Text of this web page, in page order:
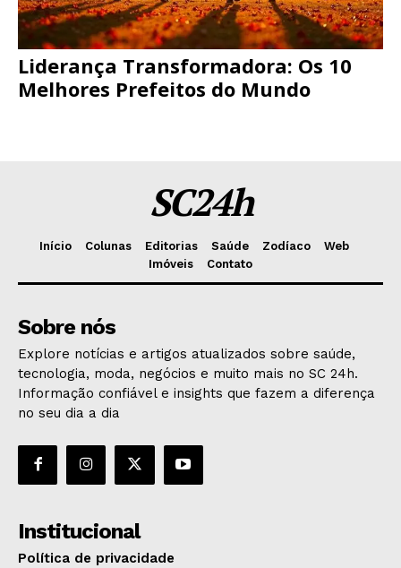
Liderança Transformadora: Os 10
Melhores Prefeitos do Mundo
SC24h
Início Colunas Editorias Saúde Zodíaco
Web
Imóveis
Contato
Sobre nós
Explore notícias e artigos atualizados sobre saúde,
tecnologia, moda, negócios e muito mais no SC 24h.
Informação confiável e insights que fazem a diferença
no seu dia a dia
Institucional
Política de privacidade